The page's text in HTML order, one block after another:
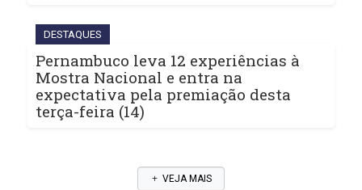
DESTAQUES
Pernambuco leva 12 experiências à
Mostra Nacional e entra na
expectativa pela premiação desta
terça-feira (14)
VEJA MAIS